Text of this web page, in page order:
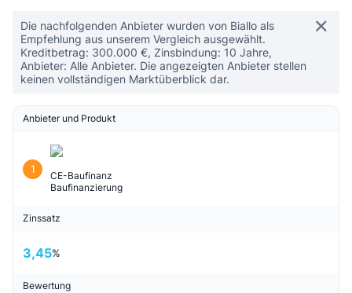
Die nachfolgenden Anbieter wurden von Biallo als
Empfehlung aus unserem Vergleich ausgewählt.
Kreditbetrag: 300.000 €, Zinsbindung: 10 Jahre,
Anbieter: Alle Anbieter. Die angezeigten Anbieter stellen
keinen vollständigen Marktüberblick dar.
Anbieter und Produkt
1
CE-Baufinanz
Baufinanzierung
Zinssatz
3,45%
Bewertung